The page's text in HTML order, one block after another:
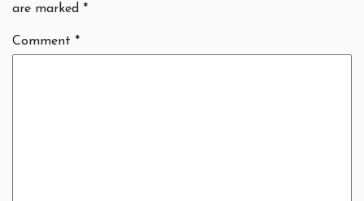
are marked *
Comment *